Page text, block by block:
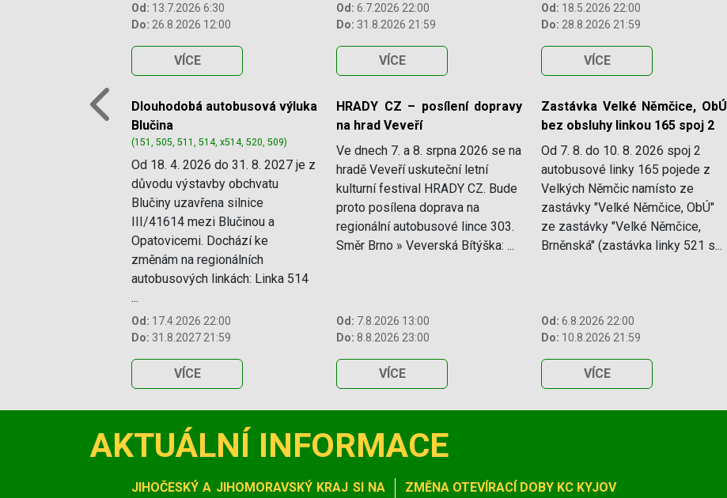
Od: 13.7.2026 6:30
Do: 26.8.2026 12:00
VÍCE
Od: 6.7.2026 22:00
Do: 31.8.2026 21:59
VÍCE
Od: 18.5.2026 22:00
Do: 28.8.2026 21:59
VÍCE
Dlouhodobá autobusová výluka
Blučina
(151, 505, 511, 514, x514, 520, 509)
Od 18. 4. 2026 do 31. 8. 2027 je z
důvodu výstavby obchvatu
Blučiny uzavřena silnice
III/41614 mezi Blučinou a
Opatovicemi. Dochází ke
změnám na regionálních
autobusových linkách: Linka 514
...
Od: 17.4.2026 22:00
Do: 31.8.2027 21:59
VÍCE
HRADY CZ – posílení dopravy
na hrad Veveří
Ve dnech 7. a 8. srpna 2026 se na
hradě Veveří uskuteční letní
kulturní festival HRADY CZ. Bude
proto posílena doprava na
regionální autobusové lince 303.
Směr Brno » Veverská Bítýška: ...
Od: 7.8.2026 13:00
Do: 8.8.2026 23:00
VÍCE
Zastávka Velké Němčice, ObÚ
bez obsluhy linkou 165 spoj 2
Od 7. 8. do 10. 8. 2026 spoj 2
autobusové linky 165 pojede z
Velkých Němčic namísto ze
zastávky "Velké Němčice, ObÚ"
ze zastávky "Velké Němčice,
Brněnská" (zastávka linky 521 s...
Od: 6.8.2026 22:00
Do: 10.8.2026 21:59
VÍCE
Previous
AKTUÁLNÍ INFORMACE
Slide 1 of 1
JIHOČESKÝ A JIHOMORAVSKÝ KRAJ SI NA
ZMĚNA OTEVÍRACÍ DOBY KC KYJOV